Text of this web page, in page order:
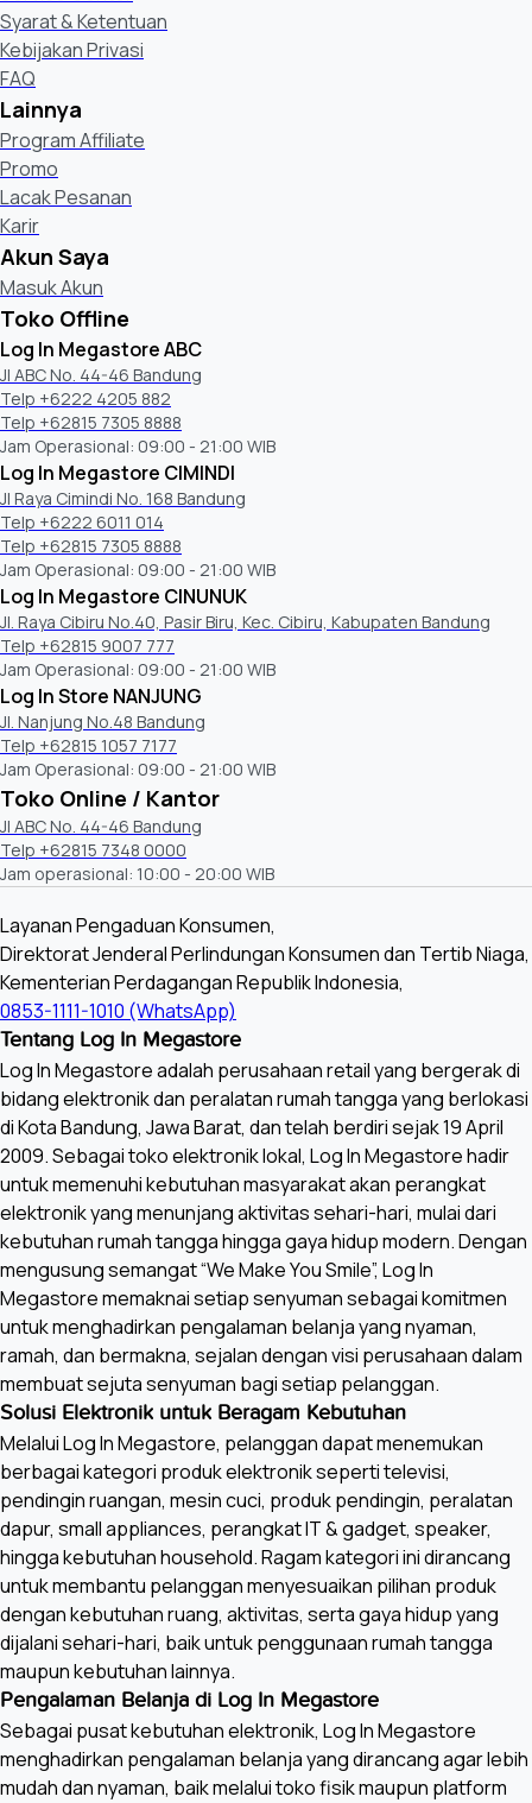
Syarat & Ketentuan
Kebijakan Privasi
FAQ
Lainnya
Program Affiliate
Promo
Lacak Pesanan
Karir
Akun Saya
Masuk Akun
Toko Offline
Log In Megastore ABC
Jl ABC No. 44-46 Bandung
Telp +6222 4205 882
Telp +62815 7305 8888
Jam Operasional: 09:00 - 21:00 WIB
Log In Megastore CIMINDI
Jl Raya Cimindi No. 168 Bandung
Telp +6222 6011 014
Telp +62815 7305 8888
Jam Operasional: 09:00 - 21:00 WIB
Log In Megastore CINUNUK
Jl. Raya Cibiru No.40, Pasir Biru, Kec. Cibiru, Kabupaten Bandung
Telp +62815 9007 777
Jam Operasional: 09:00 - 21:00 WIB
Log In Store NANJUNG
Jl. Nanjung No.48 Bandung
Telp +62815 1057 7177
Jam Operasional: 09:00 - 21:00 WIB
Toko Online / Kantor
Jl ABC No. 44-46 Bandung
Telp +62815 7348 0000
Jam operasional: 10:00 - 20:00 WIB
Layanan Pengaduan Konsumen,
Direktorat Jenderal Perlindungan Konsumen dan Tertib Niaga,
Kementerian Perdagangan Republik Indonesia,
0853-1111-1010 (WhatsApp)
Tentang Log In Megastore
Log In Megastore adalah perusahaan retail yang bergerak di
bidang elektronik dan peralatan rumah tangga yang berlokasi
di Kota Bandung, Jawa Barat, dan telah berdiri sejak 19 April
2009. Sebagai toko elektronik lokal, Log In Megastore hadir
untuk memenuhi kebutuhan masyarakat akan perangkat
elektronik yang menunjang aktivitas sehari-hari, mulai dari
kebutuhan rumah tangga hingga gaya hidup modern. Dengan
mengusung semangat “We Make You Smile”, Log In
Megastore memaknai setiap senyuman sebagai komitmen
untuk menghadirkan pengalaman belanja yang nyaman,
ramah, dan bermakna, sejalan dengan visi perusahaan dalam
membuat sejuta senyuman bagi setiap pelanggan.
Solusi Elektronik untuk Beragam Kebutuhan
Melalui Log In Megastore, pelanggan dapat menemukan
berbagai kategori produk elektronik seperti televisi,
pendingin ruangan, mesin cuci, produk pendingin, peralatan
dapur, small appliances, perangkat IT & gadget, speaker,
hingga kebutuhan household. Ragam kategori ini dirancang
untuk membantu pelanggan menyesuaikan pilihan produk
dengan kebutuhan ruang, aktivitas, serta gaya hidup yang
dijalani sehari-hari, baik untuk penggunaan rumah tangga
maupun kebutuhan lainnya.
Pengalaman Belanja di Log In Megastore
Sebagai pusat kebutuhan elektronik, Log In Megastore
menghadirkan pengalaman belanja yang dirancang agar lebih
mudah dan nyaman, baik melalui toko fisik maupun platform